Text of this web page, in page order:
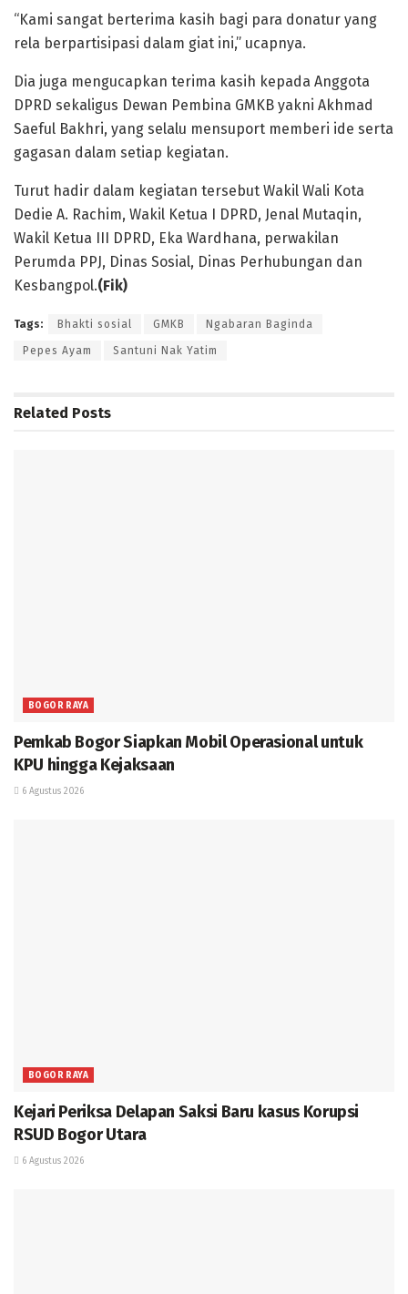
“Kami sangat berterima kasih bagi para donatur yang
rela berpartisipasi dalam giat ini,” ucapnya.
Dia juga mengucapkan terima kasih kepada Anggota
DPRD sekaligus Dewan Pembina GMKB yakni Akhmad
Saeful Bakhri, yang selalu mensuport memberi ide serta
gagasan dalam setiap kegiatan.
Turut hadir dalam kegiatan tersebut Wakil Wali Kota
Dedie A. Rachim, Wakil Ketua I DPRD, Jenal Mutaqin,
Wakil Ketua III DPRD, Eka Wardhana, perwakilan
Perumda PPJ, Dinas Sosial, Dinas Perhubungan dan
Kesbangpol.(Fik)
Tags: Bhakti sosial GMKB Ngabaran Baginda
Pepes Ayam Santuni Nak Yatim
Related Posts
BOGOR RAYA
Pemkab Bogor Siapkan Mobil Operasional untuk
KPU hingga Kejaksaan
6 Agustus 2026
BOGOR RAYA
Kejari Periksa Delapan Saksi Baru kasus Korupsi
RSUD Bogor Utara
6 Agustus 2026